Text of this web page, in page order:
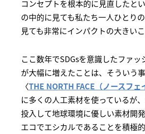
コンセプトを根本的に見直したと
の中的に見ても私たち一人ひとり
見ても非常にインパクトの大きいこ
ここ数年でSDGsを意識したファッ
が大幅に増えたことは、そういう事
〈THE NORTH FACE（ノースフェ
に多くの人工素材を使っているが
投入して地球環境に優しい素材開発
エコでエシカルであることを積極